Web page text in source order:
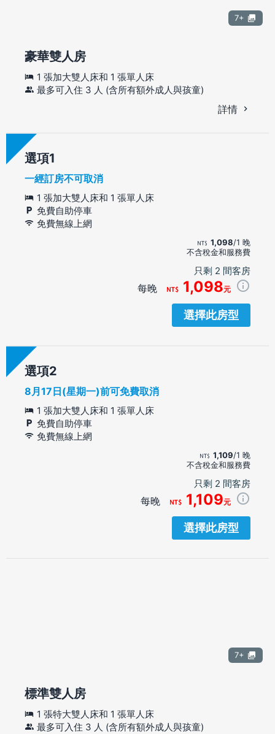
7+
豪華雙人房
1 張加大雙人床和 1 張單人床
最多可入住 3 人 (含所有額外成人與孩童)
詳情
選項
一經訂房不可取消
1 張加大雙人床和 1 張單人床
免費自助停車
免費無線上網
1,098/1 晚
不含稅金和服務費
只剩 2 間客房
每晚 1,098元
選擇此房型
選項
8月17日(星期一)前可免費取消
1 張加大雙人床和 1 張單人床
免費自助停車
免費無線上網
1,109/1 晚
不含稅金和服務費
只剩 2 間客房
每晚 1,109元
選擇此房型
7+
標準雙人房
1 張特大雙人床和 1 張單人床
最多可入住 3 人 (含所有額外成人與孩童)